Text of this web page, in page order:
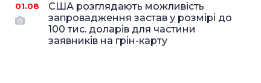
01.08
США розглядають можливість
запровадження застав у розмірі до
100 тис. доларів для частини
заявників на грін-карту